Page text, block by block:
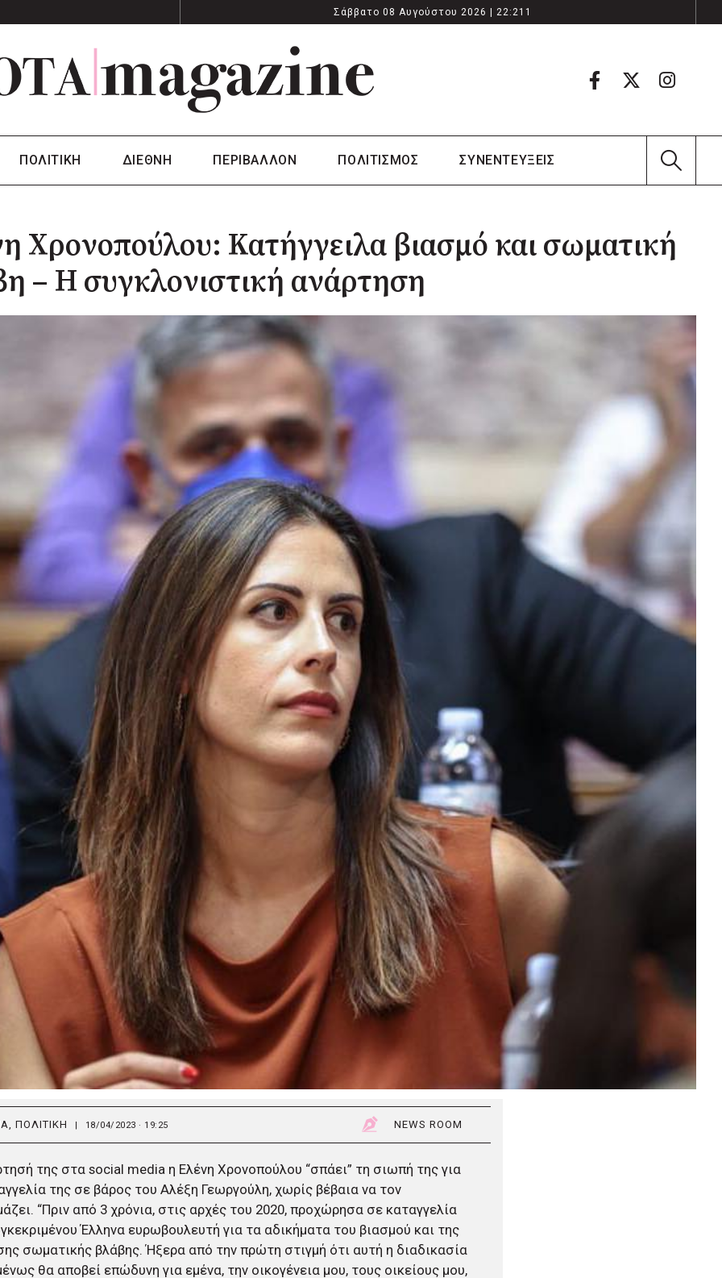
Σάββατο 08 Αυγούστου 2026 | 22:211
ΠΟΛΙΤΙΚΗ ΔΙΕΘΝΗ ΠΕΡΙΒΑΛΛΟΝ ΠΟΛΙΤΙΣΜΟΣ ΣΥΝΕΝΤΕΥΞΕΙΣ
Χρονοπούλου: Κατήγγειλα βιασμό και σωματική
– Η συγκλονιστική ανάρτηση
, ΠΟΛΙΤΙΚΗ | 18/04/2023 · 19:25 NEWS ROOM
της στα social media η Ελένη Χρονοπούλου “σπάει” τη σιωπή της για
της σε βάρος του Αλέξη Γεωργούλη, χωρίς βέβαια να τον
“Πριν από 3 χρόνια, στις αρχές του 2020, προχώρησα σε καταγγελία
Έλληνα ευρωβουλευτή για τα αδικήματα του βιασμού και της
σωματικής βλάβης. Ήξερα από την πρώτη στιγμή ότι αυτή η διαδικασία
θα αποβεί επώδυνη για εμένα, την οικογένεια μου, τους οικείους μου,